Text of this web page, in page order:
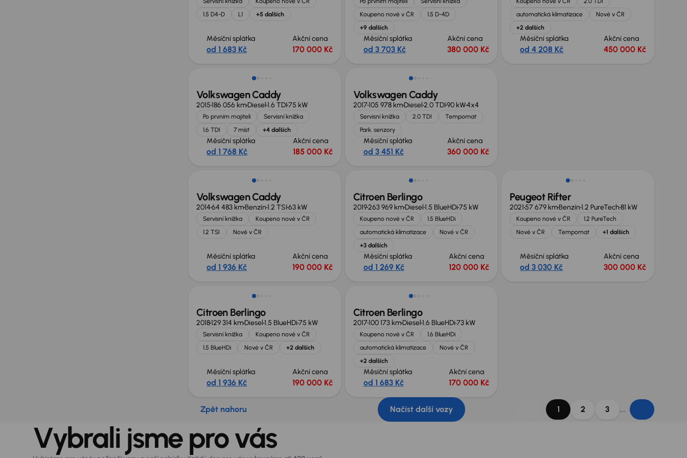
1.5 D4-D
L1 +5 dalších
Měsíční splátka
od 1 683 Kč
Akční cena
170 000 Kč
Koupeno nové v ČR
1.5 D-4D
+9 dalších
Měsíční splátka
od 3 703 Kč
Akční cena
380 000 Kč
automatická klimatizace
Nové v ČR
+2 dalších
Měsíční splátka
od 4 208 Kč
Akční cena
450 000 Kč
Volkswagen Caddy
2015186 056 kmDiesel1.6 TDI75 kW
Po prvním majiteli
Servisní knížka
1.6 TDI
7 míst +4 dalších
Měsíční splátka
od 1 768 Kč
Akční cena
185 000 Kč
Volkswagen Caddy
2017105 978 kmDiesel2.0 TDI90 kW4x4
Servisní knížka 2.0 TDI
Tempomat
Park. senzory
Měsíční splátka
od 3 451 Kč
Akční cena
360 000 Kč
Volkswagen Caddy
201464 483 kmBenzín1.2 TSI63 kW
Servisní knížka
Koupeno nové v ČR
1.2 TSI
Nové v ČR
Měsíční splátka
od 1 936 Kč
Akční cena
190 000 Kč
Zlevněno o 10 000 Kč
Citroen Berlingo
2019263 969 kmDiesel1.5 BlueHDi75 kW
Koupeno nové v ČR
1.5 BlueHDi
automatická klimatizace
Nové v ČR
+3 dalších
Měsíční splátka
od 1 269 Kč
Akční cena
120 000 Kč
Peugeot Rifter
202157 679 kmBenzín1.2 PureTech81 kW
Koupeno nové v ČR
1.2 PureTech
Nové v ČR
Tempomat +1 dalších
Měsíční splátka
od 3 030 Kč
Akční cena
300 000 Kč
Zlevněno o 40 000 Kč
Citroen Berlingo
2018129 314 kmDiesel1.5 BlueHDi75 kW
Servisní knížka
Koupeno nové v ČR
1.5 BlueHDi
Nové v ČR +2 dalších
Měsíční splátka
od 1 936 Kč
Akční cena
190 000 Kč
Citroen Berlingo
2017100 173 kmDiesel1.6 BlueHDi73 kW
Koupeno nové v ČR
1.6 BlueHDi
automatická klimatizace
Nové v ČR
+2 dalších
Měsíční splátka
od 1 683 Kč
Akční cena
170 000 Kč
Zpět nahoru Načíst další vozy 1 2 3 ...
Vybrali jsme pro vás